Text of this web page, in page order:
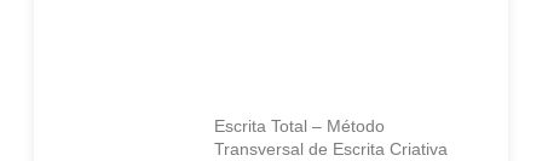
Escrita Total – Método
Transversal de Escrita Criativa